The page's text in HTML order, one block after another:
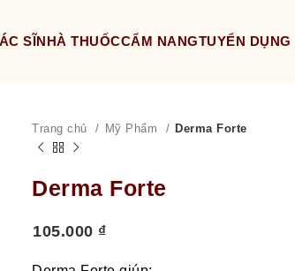
SĨ NHÀ THUỐCCẨM NANGTUYỂN DỤNG
Trang chủ Mỹ Phẩm Derma Forte
Derma Forte
105.000 ₫